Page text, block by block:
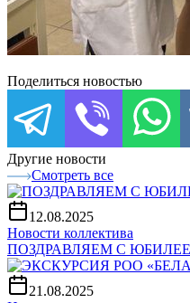
Поделиться новостью
Другие новости
Смотреть все
12.08.2025
Новости коллектива
ПОЗДРАВЛЯЕМ С
21.08.2025